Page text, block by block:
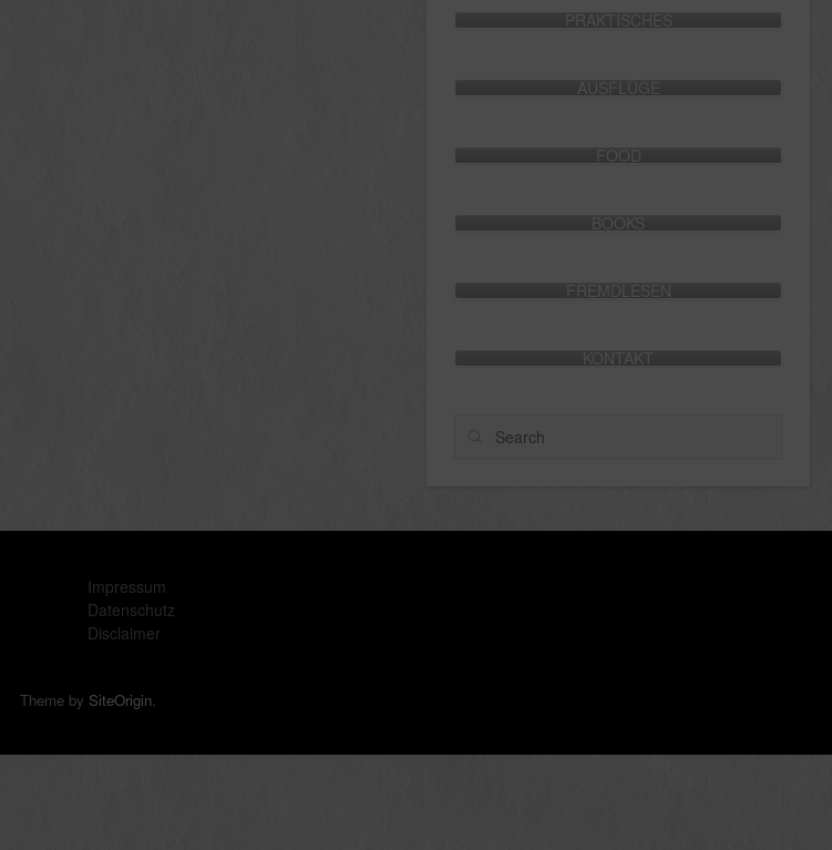
PRAKTISCHES
AUSFLÜGE
FOOD
BOOKS
FREMDLESEN
KONTAKT
Search
Impressum
Datenschutz
Disclaimer
Theme by SiteOrigin.